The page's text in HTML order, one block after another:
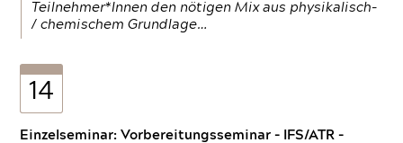
Teilnehmer*Innen den nötigen Mix aus physikalisch-
/ chemischem Grundlage…
14
Einzelseminar: Vorbereitungsseminar - IFS/ATR -